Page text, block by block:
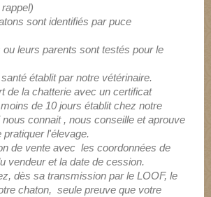
sont identifiés par puce
leurs parents sont testés pour le
établit par notre vétérinaire.
de la chatterie avec un certificat
de 10 jours établit chez notre
nous connait , nous conseille et aprouve
pratiquer l'élevage.
de vente avec les coordonnées de
vendeur et la date de cession.
dès sa transmission par le LOOF, le
chaton, seule preuve que votre